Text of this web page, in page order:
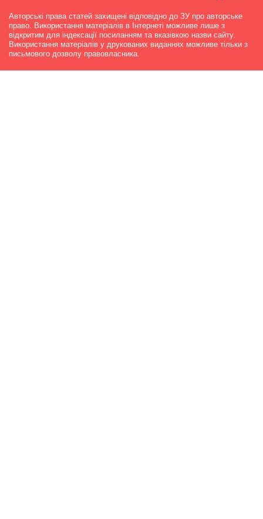
Авторські права статей захищені відповідно до ЗУ про авторське
право. Використання матеріалів в Інтернеті можливе лише з
відкритим для індексації посиланням та вказівкою назви сайту.
Використання матеріалів у друкованих виданнях можливе тільки з
письмового дозволу правовласника.